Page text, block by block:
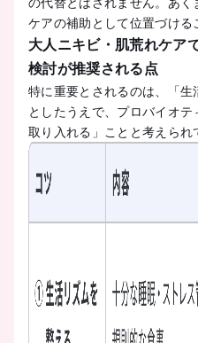
ケアの補助として位置づける
大人ニキビ・肌荒れケア
検討が推奨される点
特に重要とされるのは、「
としたうえで、プロバイオ
取り入れる」ことと考えられ